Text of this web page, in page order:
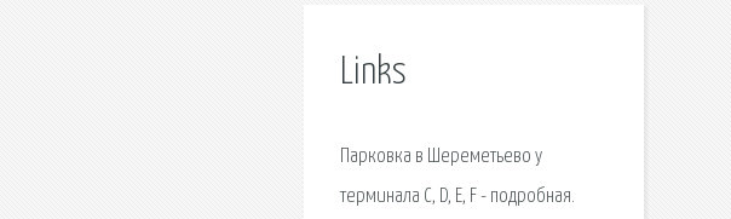
Links
Парковка в Шереметьево у
терминала C, D, E, F - подробная.